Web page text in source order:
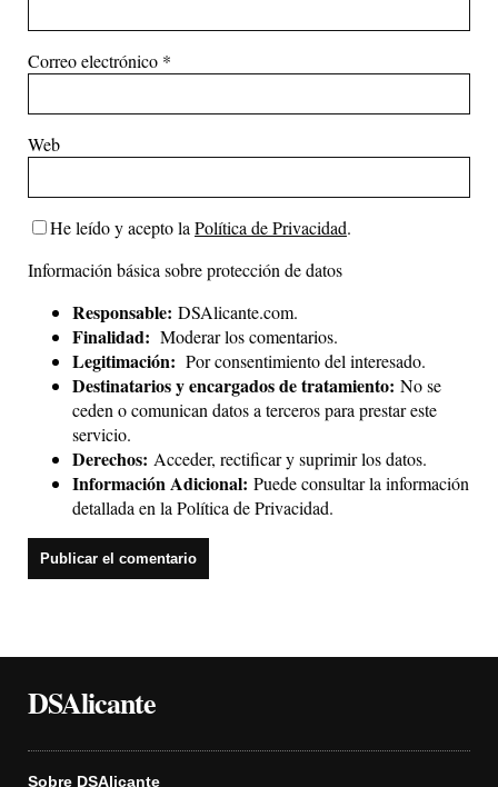
Correo electrónico *
Web
He leído y acepto laPolítica de Privacidad.
Información básica sobre protección de datos
Responsable: DSAlicante.com.
Finalidad: Moderar los comentarios.
Legitimación: Por consentimiento del interesado.
Destinatarios y encargados de tratamiento: No se
ceden o comunican datos a terceros para prestar este
servicio.
Derechos: Acceder, rectificar y suprimir los datos.
Información Adicional: Puede consultar la información
detallada en laPolítica de Privacidad.
DSAlicante
Sobre DSAlicante